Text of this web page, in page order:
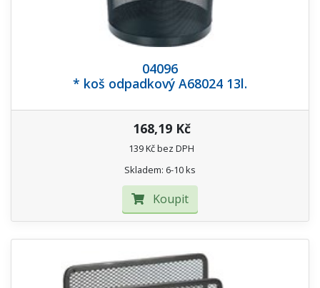
04096
* koš odpadkový A68024 13l.
168,19 Kč
139 Kč bez DPH
Skladem: 6-10 ks
Koupit